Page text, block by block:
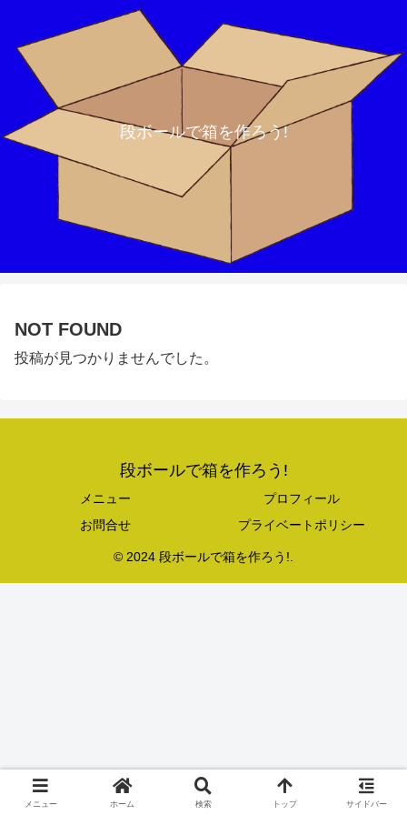
段ボールで箱を作ろう!
NOT FOUND
投稿が見つかりませんでした。
段ボールで箱を作ろう!
メニュー
プロフィール
お問合せ
プライベートポリシー
© 2024 段ボールで箱を作ろう!.
メニュー ホーム 検索 トップ サイドバー